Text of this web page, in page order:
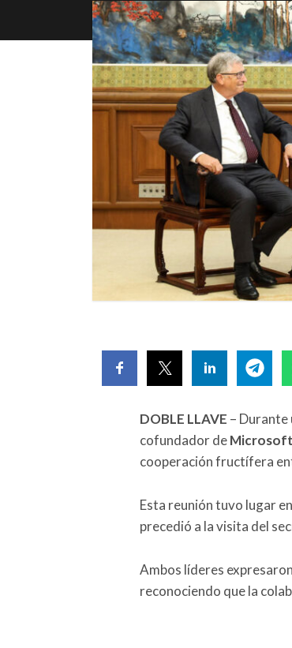
DOBLE LLAVE – Durante
cofundador deMicrosoft
cooperación fructífera
Esta reunión tuvo lugar
precedió a la visita del
Ambos líderes
reconociendo que la